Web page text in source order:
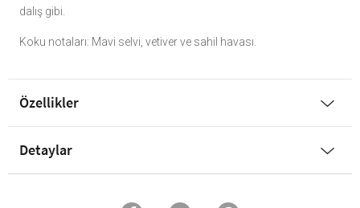
dalış gibi.
Koku notaları: Mavi selvi, vetiver ve sahil havası.
Özellikler
Detaylar